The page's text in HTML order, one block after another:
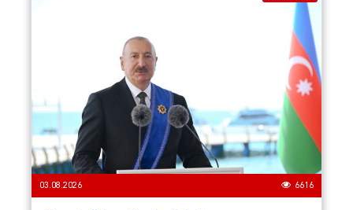
03.08.2026 6616